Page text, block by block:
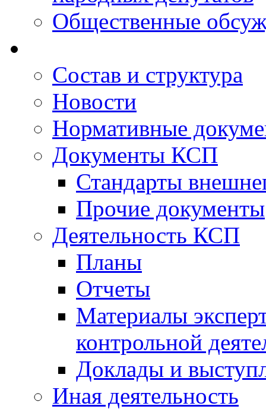
Общественные
Состав и структура
Новости
Нормативные
Документы КСП
Стандарты
Прочие документы
Деятельность КСП
Планы
Отчеты
Материалы
контрольной
Доклады и
Иная деятельность